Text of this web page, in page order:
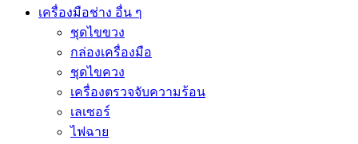
เครื่องมือช่าง อื่น ๆ
ชุดไขขวง
กล่องเครื่องมือ
ชุดไขควง
เครื่องตรวจจับความร้อน
เลเซอร์
ไฟฉาย